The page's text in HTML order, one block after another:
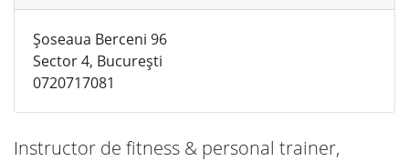
Șoseaua Berceni 96
Sector 4, București
0720717081
Instructor de fitness & personal trainer,